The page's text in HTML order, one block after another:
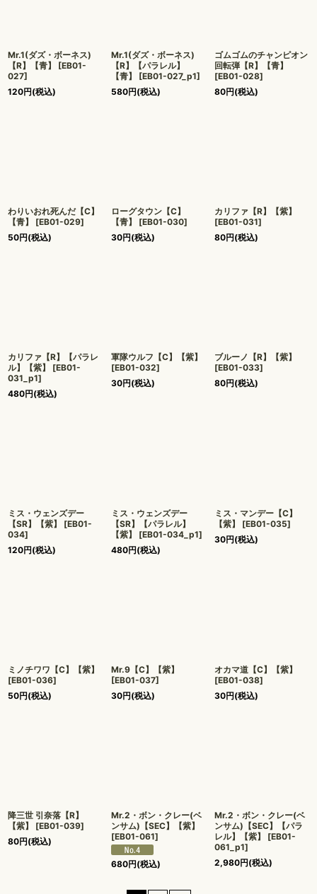
Mr.1(ダズ・ボーネス)
【R】【青】
[EB01-
027]
120円(税込)
Mr.1(ダズ・ボーネス)
【R】【パラレル】
【青】
[EB01-027_p1]
580円(税込)
ゴムゴムのチャンピオン
回転弾【R】【青】
[EB01-028]
80円(税込)
わりいおれ死んだ【C】
【青】
[EB01-029]
50円(税込)
ローグタウン【C】
【青】
[EB01-030]
30円(税込)
カリファ【R】【紫】
[EB01-031]
80円(税込)
カリファ【R】【パラレ
ル】【紫】
[EB01-
031_p1]
480円(税込)
軍隊ウルフ【C】【紫】
[EB01-032]
30円(税込)
ブルーノ【R】【紫】
[EB01-033]
80円(税込)
ミス・ウェンズデー
【SR】【紫】
[EB01-
034]
120円(税込)
ミス・ウェンズデー
【SR】【パラレル】
【紫】
[EB01-034_p1]
480円(税込)
ミス・マンデー【C】
【紫】
[EB01-035]
30円(税込)
ミノチワワ【C】【紫】
[EB01-036]
50円(税込)
Mr.9【C】【紫】
[EB01-037]
30円(税込)
オカマ道【C】【紫】
[EB01-038]
30円(税込)
降三世 引奈落【R】
【紫】
[EB01-039]
80円(税込)
Mr.2・ボン・クレー(ベ
ンサム)【SEC】【紫】
[EB01-061]
680円(税込)
Mr.2・ボン・クレー(ベ
ンサム)【SEC】【パラ
レル】【紫】
[EB01-
061_p1]
2,980円(税込)